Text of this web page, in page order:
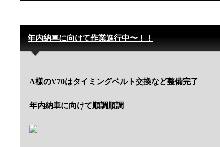
年内納車に向けて作業進行中〜！！
A様のV70はタイミングベルト交換など整備完了
年内納車に向けて順調順調